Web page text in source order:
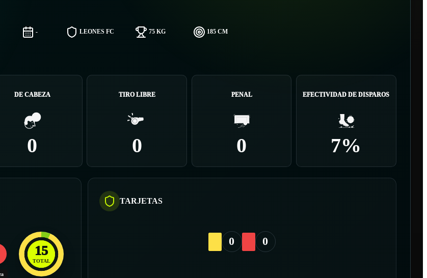
- LEONES FC 75 KG 185 CM
DE CABEZA
0
TIRO LIBRE
0
PENAL
0
EFECTIVIDAD DE DISPAROS
7%
15
TOTAL
TARJETAS
0 0